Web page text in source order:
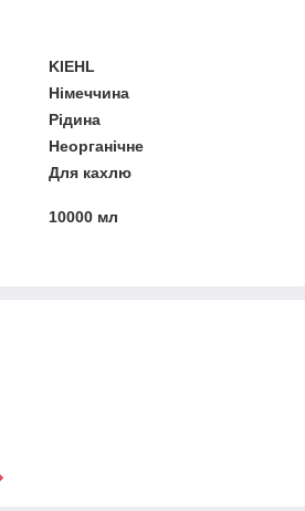
KIEHL
Німеччина
Рідина
Неорганічне
Для кахлю
10000 мл